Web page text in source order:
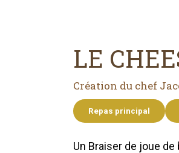
LE
Création du chef
Repas principal
Un Braiser de joue